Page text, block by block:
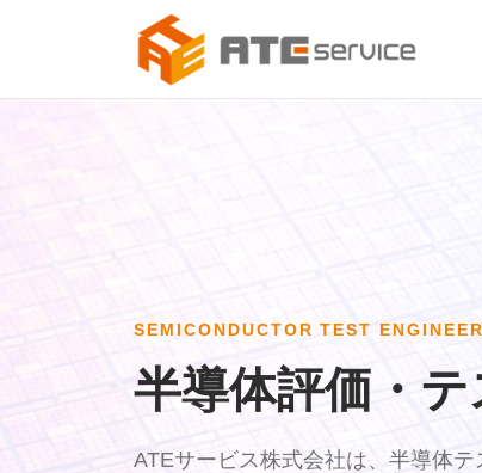
SEMICONDUCTOR TEST
半導体評価・
ATEサービス株式会社は、半導体